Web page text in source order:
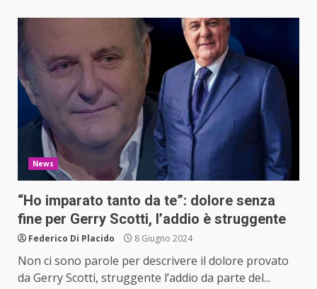
News
“Ho imparato tanto da te”: dolore senza
fine per Gerry Scotti, l’addio è struggente
Federico Di Placido 8 Giugno 2024
Non ci sono parole per descrivere il dolore provato
da Gerry Scotti, struggente l’addio da parte del...